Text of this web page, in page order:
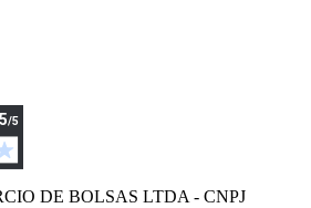
DE BOLSAS LTDA - CNPJ